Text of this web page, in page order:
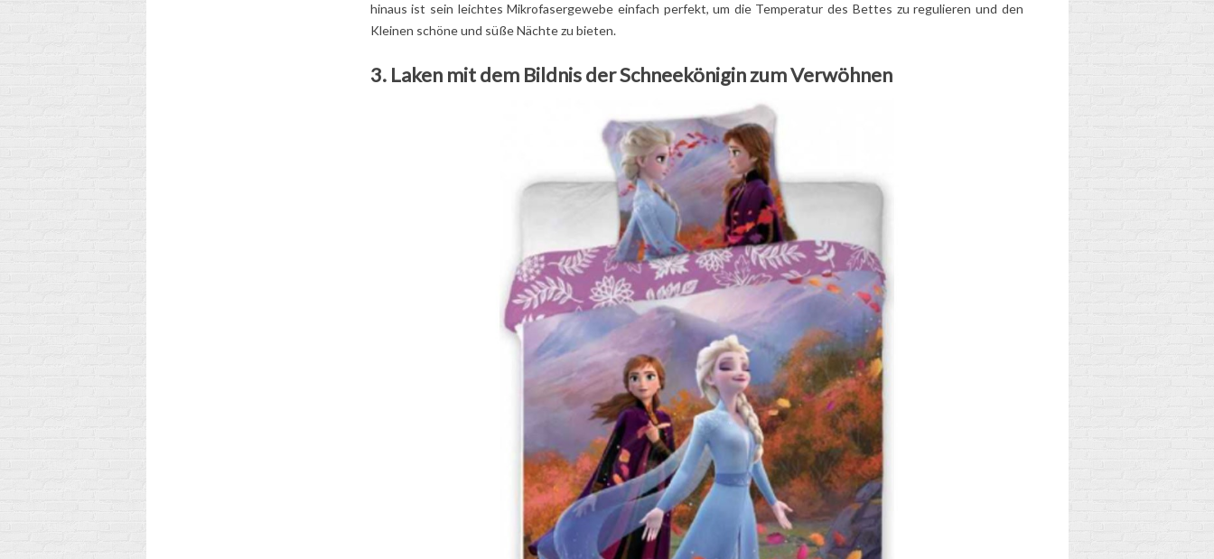
hinaus ist sein leichtes Mikrofasergewebe einfach perfekt, um die Temperatur des Bettes zu regulieren und den
Kleinen schöne und süße Nächte zu bieten.
3. Laken mit dem Bildnis der Schneekönigin zum Verwöhnen